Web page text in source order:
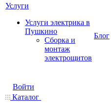
Услуги
Услуги электрика в
Пушкино
Сборка и
монтаж
электрощитов
Блог
Войти
Каталог